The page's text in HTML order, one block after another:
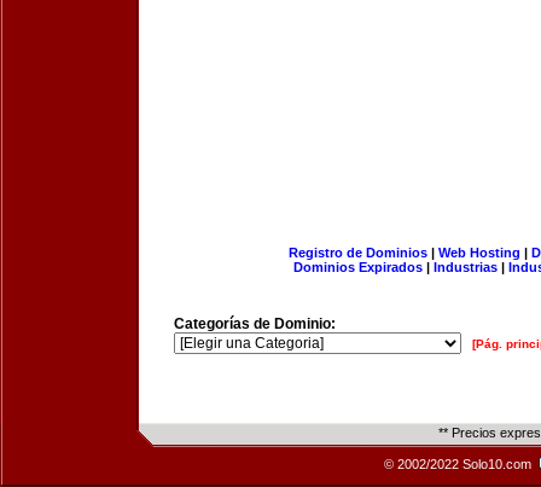
Registro de Dominios| Web Hosting |
Dominios Expirados | Industrias |
Categorías de Dominio:
[Pág.
** Precios
© 2002/2022 Solo10.com